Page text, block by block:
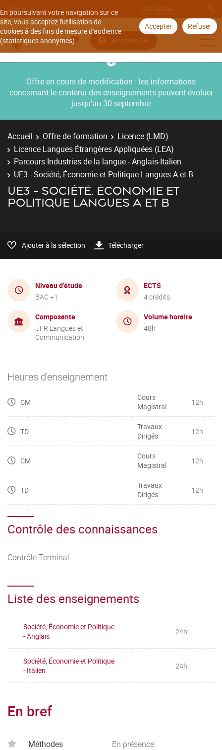
En poursuivant votre navigation sur ce
site, vous acceptez l'utilisation de
cookies à des fins de mesure d'audience
(statistiques anonymes).
Accepter Refuser
Aller à
Se connecter
Offre en cours de modification : les informations
concernant le contenu des enseignements peuvent évoluer
jusqu’au 30 septembre
Accueil Offre de formation
Licence (LMD)
Licence Langues Étrangères Appliquées (LEA)
Parcours Industries de la langue - Anglais-Italien
UE3 - Société, Économie et Politique Langues A et B
UE3 - SOCIÉTÉ, ÉCONOMIE ET
POLITIQUE LANGUES A ET B
Ajouter à la sélection Télécharger
Niveau d'étude
BAC +1
ECTS
4 crédits
Composante
UFR Langues et
Communication
Volume horaire
48h
Heures d'enseignement
CM
Cours
Magistral
12h
TD
Travaux
Dirigés
12h
CM
Cours
Magistral
12h
TD
Travaux
Dirigés
12h
Contrôle des connaissances
Contrôle Terminal
Liste des enseignements
Société, Économie et Politique
- Anglais
24h
Société, Économie et Politique
- Italien
24h
En bref
Méthodes
En présence